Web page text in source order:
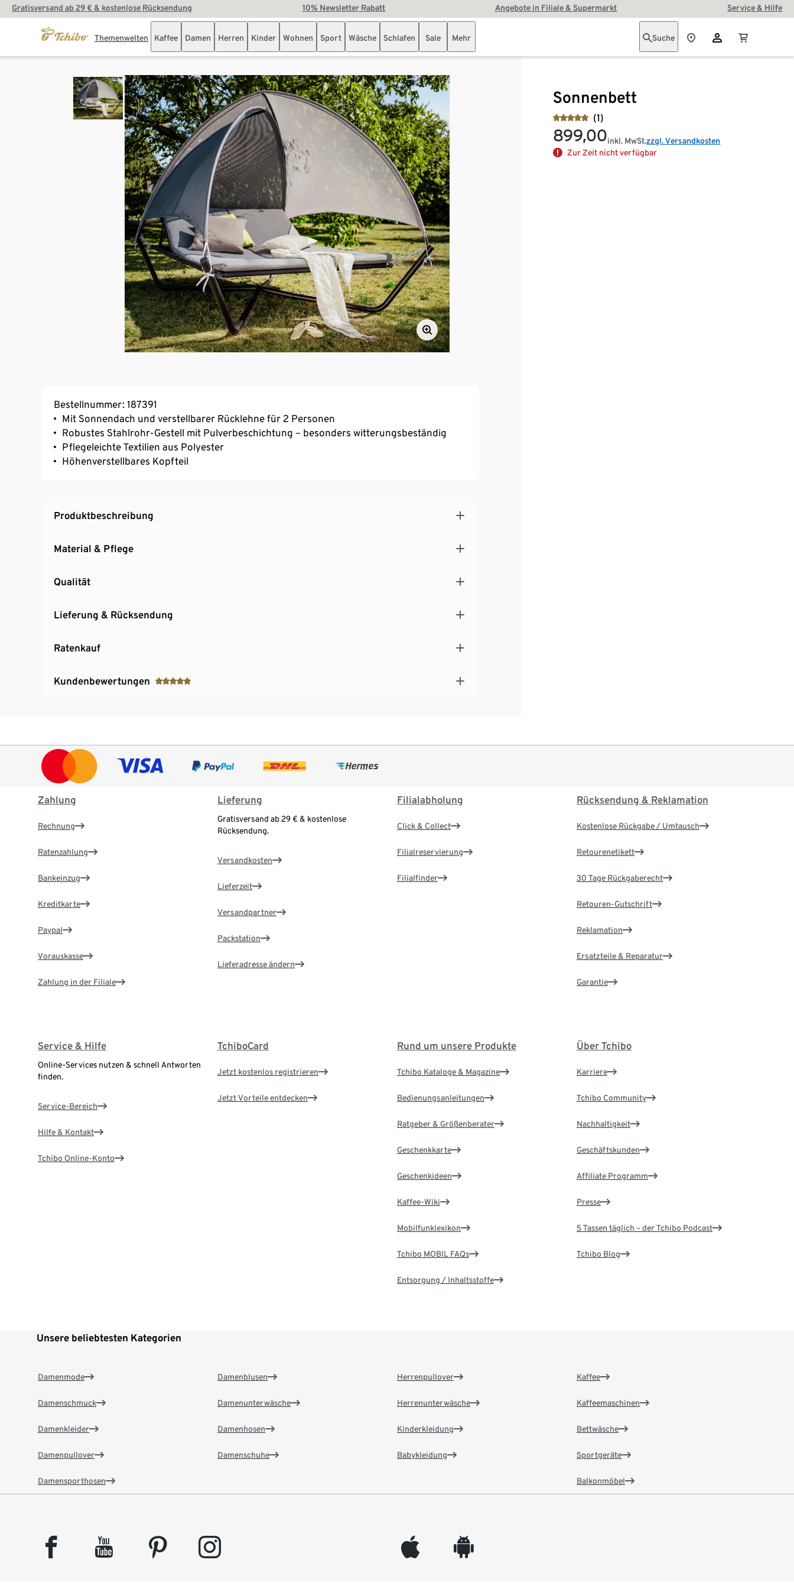
Gratisversand ab 29 € & kostenlose Rücksendung 10% Newsletter Rabatt Angebote in Filiale & Supermarkt Service & Hilfe
Themenwelten Kaffee Damen Herren Kinder Wohnen Sport Wäsche Schlafen Sale Mehr Suche
Sonnenbett
(1)
899,00inkl. MwSt.zzgl. Versandkosten
Zur Zeit nicht verfügbar
Bestellnummer: 187391
Mit Sonnendach und verstellbarer Rücklehne für 2 Personen
Robustes Stahlrohr-Gestell mit Pulverbeschichtung – besonders witterungsbeständig
Pflegeleichte Textilien aus Polyester
Höhenverstellbares Kopfteil
Produktbeschreibung
Material & Pflege
Qualität
Lieferung & Rücksendung
Ratenkauf
Kundenbewertungen
Zahlung
Rechnung
Ratenzahlung
Bankeinzug
Kreditkarte
Paypal
Vorauskasse
Zahlung in der Filiale
Lieferung
Gratisversand ab 29 € & kostenlose
Rücksendung.
Versandkosten
Lieferzeit
Versandpartner
Packstation
Lieferadresse ändern
Filialabholung
Click & Collect
Filialreservierung
Filialfinder
Rücksendung & Reklamation
Kostenlose Rückgabe / Umtausch
Retourenetikett
30 Tage Rückgaberecht
Retouren-Gutschrift
Reklamation
Ersatzteile & Reparatur
Garantie
Service & Hilfe
Online-Services nutzen & schnell Antworten
finden.
Service-Bereich
Hilfe & Kontakt
Tchibo Online-Konto
TchiboCard
Jetzt kostenlos registrieren
Jetzt Vorteile entdecken
Rund um unsere Produkte
Tchibo Kataloge & Magazine
Bedienungsanleitungen
Ratgeber & Größenberater
Geschenkkarte
Geschenkideen
Kaffee-Wiki
Mobilfunklexikon
Tchibo MOBIL FAQs
Entsorgung / Inhaltsstoffe
Über Tchibo
Karriere
Tchibo Community
Nachhaltigkeit
Geschäftskunden
Affiliate Programm
Presse
5 Tassen täglich – der Tchibo Podcast
Tchibo Blog
Unsere beliebtesten Kategorien
Damenmode
Damenschmuck
Damenkleider
Damenpullover
Damensporthosen
Damenblusen
Damenunterwäsche
Damenhosen
Damenschuhe
Herrenpullover
Herrenunterwäsche
Kinderkleidung
Babykleidung
Kaffee
Kaffeemaschinen
Bettwäsche
Sportgeräte
Balkonmöbel
facebook youtube pinterest instagram appleinc android